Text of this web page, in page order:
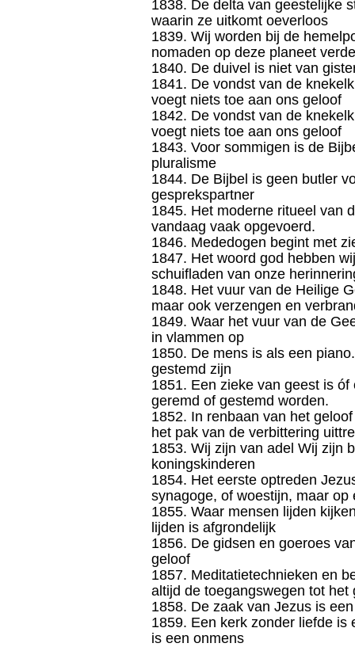
1838. De delta van geestelijke
waarin ze uitkomt oeverloos
1839. Wij worden bij de
nomaden op deze planeet
1840. De duivel is niet van
1841. De vondst van de
voegt niets toe aan ons geloof
1842. De vondst van de
voegt niets toe aan ons geloof
1843. Voor sommigen is de
pluralisme
1844. De Bijbel is geen butler
gesprekspartner
1845. Het moderne ritueel van
vandaag vaak opgevoerd.
1846. Mededogen begint met
1847. Het woord god hebben
schuifladen van onze
1848. Het vuur van de Heilige
maar ook verzengen en
1849. Waar het vuur van de
in vlammen op
1850. De mens is als een
gestemd zijn
1851. Een zieke van geest is
geremd of gestemd worden.
1852. In renbaan van het
het pak van de verbittering
1853. Wij zijn van adel Wij zijn
koningskinderen
1854. Het eerste optreden
synagoge, of woestijn, maar op
1855. Waar mensen lijden
lijden is afgrondelijk
1856. De gidsen en goeroes
geloof
1857. Meditatietechnieken en
altijd de toegangswegen tot het
1858. De zaak van Jezus is
1859. Een kerk zonder liefde is
is een onmens